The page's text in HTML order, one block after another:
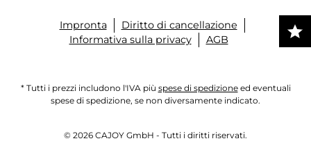
Impronta
Diritto di cancellazione
Informativa sulla privacy
AGB
* Tutti i prezzi includono l'IVA più spese di spedizioneed eventuali
spese di spedizione, se non diversamente indicato.
© 2026 CAJOY GmbH - Tutti i diritti riservati.